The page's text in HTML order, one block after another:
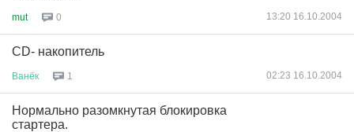
mut 0 13:20 16.10.2004
CD- накопитель
Ванёк 1 02:23 16.10.2004
Нормально разомкнутая блокировка
стартера.